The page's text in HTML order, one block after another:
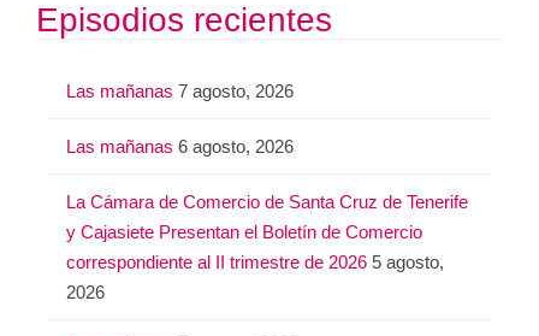
Episodios recientes
Las mañanas 7 agosto, 2026
Las mañanas 6 agosto, 2026
La Cámara de Comercio de Santa Cruz de Tenerife
y Cajasiete Presentan el Boletín de Comercio
correspondiente al II trimestre de 2026 5 agosto,
2026